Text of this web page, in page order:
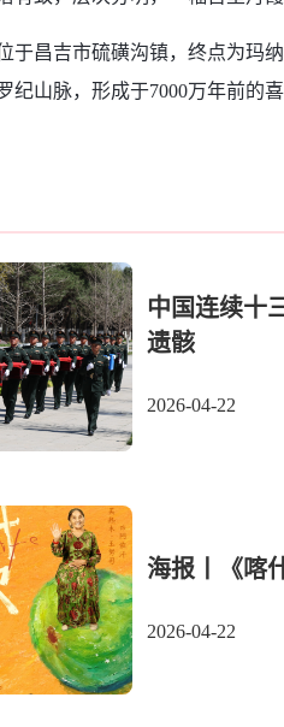
吉市硫磺沟镇，终点为玛纳
纪山脉，形成于7000万年前的
中国连续十
遗骸
2026-04-22
海报丨《喀
2026-04-22